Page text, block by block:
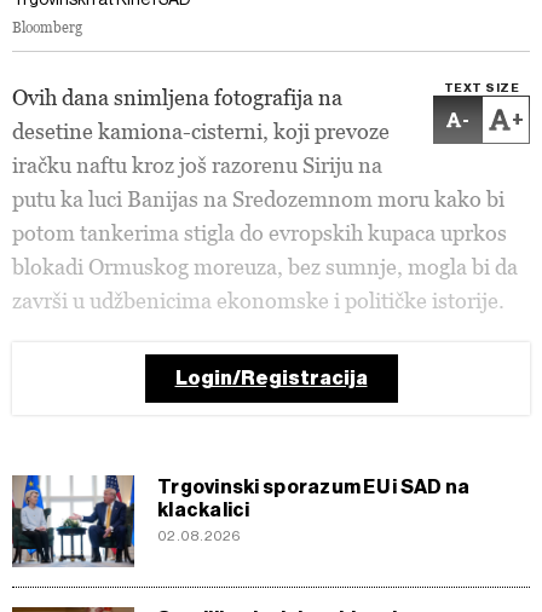
Bloomberg
TEXT SIZE
- +
Ovih dana snimljena fotografija na
desetine kamiona-cisterni, koji prevoze
iračku naftu kroz još razorenu Siriju na
putu ka luci Banijas na Sredozemnom moru kako bi
potom tankerima stigla do evropskih kupaca uprkos
blokadi Ormuskog moreuza, bez sumnje, mogla bi da
završi u udžbenicima ekonomske i političke istorije.
Login/Registracija
Trgovinski sporazum EU i SAD na
klackalici
02.08.2026